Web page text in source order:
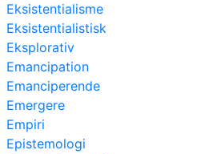
Eksistentialisme
Eksistentialistisk
Eksplorativ
Emancipation
Emanciperende
Emergere
Empiri
Epistemologi